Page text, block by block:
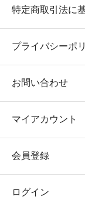
特定商取引法に
プライバシーポ
お問い合わせ
マイアカウント
会員登録
ログイン